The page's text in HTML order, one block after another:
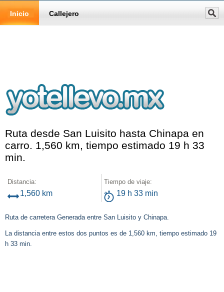
Inicio Callejero
Ruta desde San Luisito hasta Chinapa en
carro. 1,560 km, tiempo estimado 19 h 33
min.
Distancia:
1,560 km
Tiempo de viaje:
19 h 33 min
Ruta de carretera Generada entre San Luisito y Chinapa.
La distancia entre estos dos puntos es de 1,560 km, tiempo estimado 19
h 33 min.